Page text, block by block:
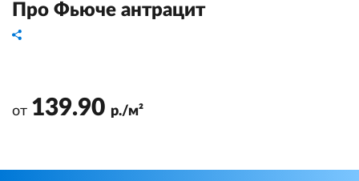
Про Фьюче антрацит
от 139.90 р./м²